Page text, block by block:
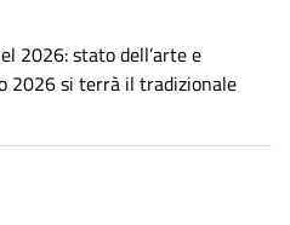
2026: stato dell’arte e
2026 si terrà il tradizionale